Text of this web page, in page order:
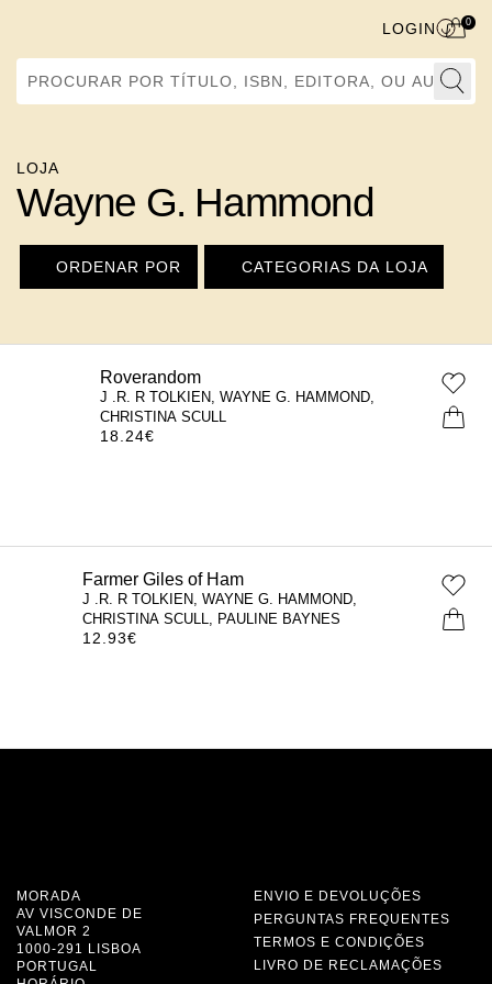
Procurar por Título, ISBN, Editora, ou Autor
LOGIN 0
LOJA
Wayne G. Hammond
ORDENAR POR CATEGORIAS DA LOJA
Roverandom
J .R. R TOLKIEN, WAYNE G. HAMMOND,
CHRISTINA SCULL
18.24€
Farmer Giles of Ham
J .R. R TOLKIEN, WAYNE G. HAMMOND,
CHRISTINA SCULL, PAULINE BAYNES
12.93€
MORADA
AV VISCONDE DE
VALMOR 2
1000-291 LISBOA
PORTUGAL
ENVIO E DEVOLUÇÕES
PERGUNTAS FREQUENTES
TERMOS E CONDIÇÕES
LIVRO DE RECLAMAÇÕES